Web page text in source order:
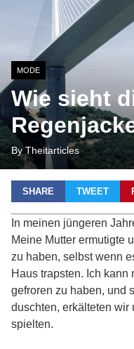
MODE
Wie sieht
By Theitarticles
SHARE TWEET
In meinen jüngeren
Meine Mutter ermutigte
zu haben, selbst wenn
Haus trapsten. Ich
gefroren zu haben, und
duschten, erkälteten wir
spielten.